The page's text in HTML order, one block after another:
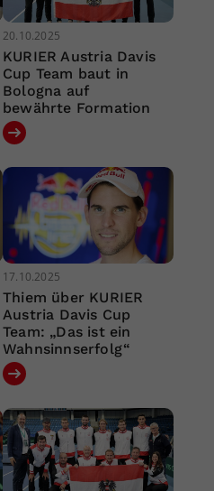
20.10.2025
KURIER Austria Davis
Cup Team baut in
Bologna auf
bewährte Formation
17.10.2025
Thiem über KURIER
Austria Davis Cup
Team: „Das ist ein
Wahnsinnserfolg“